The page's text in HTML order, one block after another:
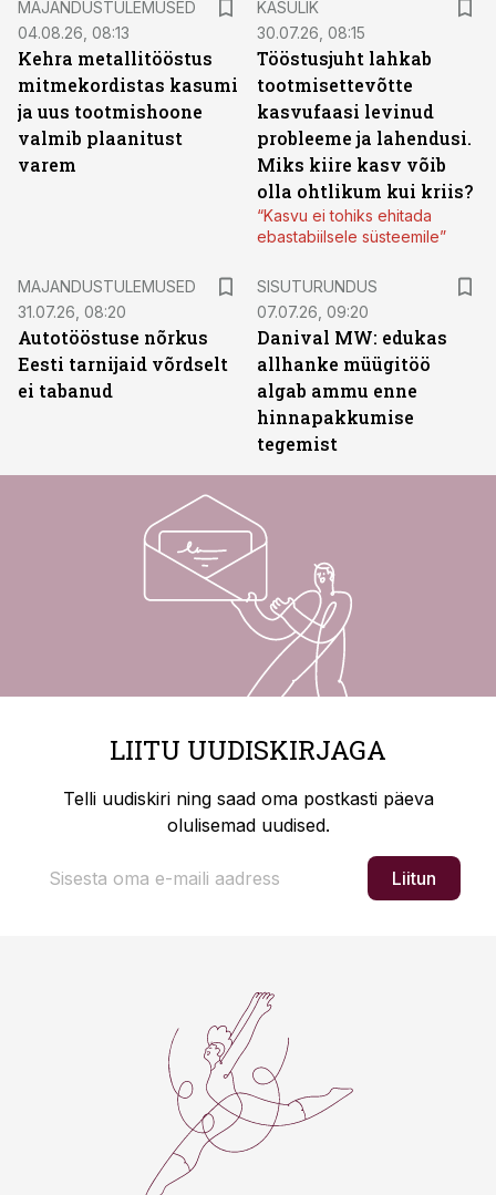
MAJANDUSTULEMUSED
04.08.26, 08:13
Kehra metallitööstus
mitmekordistas kasumi
ja uus tootmishoone
valmib plaanitust
varem
KASULIK
30.07.26, 08:15
Tööstusjuht lahkab
tootmisettevõtte
kasvufaasi levinud
probleeme ja lahendusi.
Miks kiire kasv võib
olla ohtlikum kui kriis?
“Kasvu ei tohiks ehitada
ebastabiilsele süsteemile”
MAJANDUSTULEMUSED
31.07.26, 08:20
Autotööstuse nõrkus
Eesti tarnijaid võrdselt
ei tabanud
SISUTURUNDUS
07.07.26, 09:20
Danival MW: edukas
allhanke müügitöö
algab ammu enne
hinnapakkumise
tegemist
LIITU UUDISKIRJAGA
Telli uudiskiri ning saad oma postkasti päeva
olulisemad uudised.
Liitun